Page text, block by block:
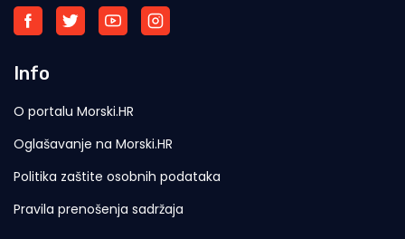
Info
O portalu Morski.HR
Oglašavanje na Morski.HR
Politika zaštite osobnih podataka
Pravila prenošenja sadržaja